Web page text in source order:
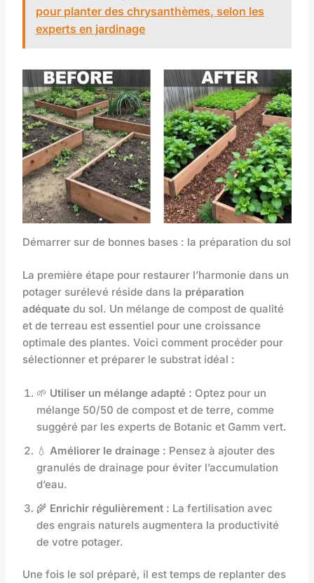
pour planter des chrysanthèmes, selon les
experts en jardinage
Démarrer sur de bonnes bases : la préparation du sol
La première étape pour restaurer l’harmonie dans un
potager surélevé réside dans la préparation
adéquate du sol. Un mélange de compost de qualité
et de terreau est essentiel pour une croissance
optimale des plantes. Voici comment procéder pour
sélectionner et préparer le substrat idéal :
🌱 Utiliser un mélange adapté : Optez pour un
mélange 50/50 de compost et de terre, comme
suggéré par les experts de Botanic et Gamm vert.
💧 Améliorer le drainage : Pensez à ajouter des
granulés de drainage pour éviter l’accumulation
d’eau.
🌾 Enrichir régulièrement : La fertilisation avec
des engrais naturels augmentera la productivité
de votre potager.
Une fois le sol préparé, il est temps de replanter des